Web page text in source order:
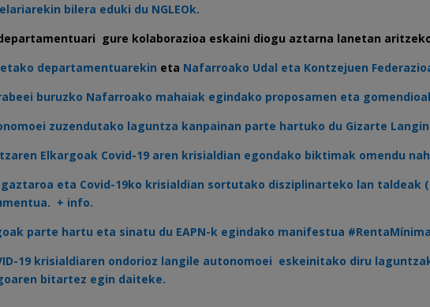
bilera eduki du NGLEOk.
gure kolaborazioa eskaini diogu aztarna lanetan
departamentuarekin eta Nafarroako Udal eta Kontzejuen
buruzko Nafarroako mahaiak egindako proposamen eta
zuzendutako laguntza kanpainan parte hartuko du Gizarte
Elkargoak Covid-19 aren krisialdian egondako biktimak omendu
eta Covid-19ko krisialdian sortutako disziplinarteko lan taldeak
. + info.
parte hartu eta sinatu du EAPN-k egindako manifestua
19 krisialdiaren ondorioz langile autonomoei eskeinitako diru
bitartez egin daiteke.